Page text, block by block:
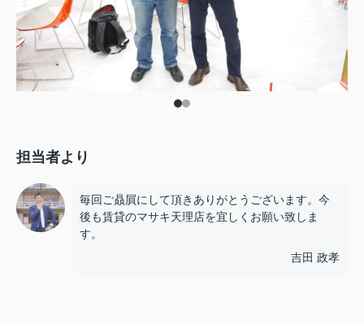
担当者より
毎回ご贔屓にして頂きありがとうございます。今
後も賃貸のマサキ天理店を宜しくお願い致しま
す。
吉田 政孝